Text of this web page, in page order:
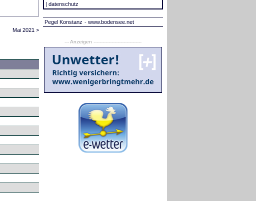
Mai 2021 >
| datenschutz
Pegel Konstanz - www.bodensee.net
--- Anzeigen --------------------------------